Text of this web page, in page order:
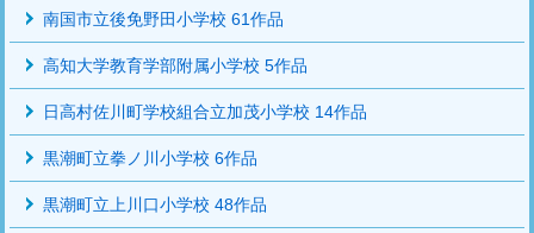
南国市立後免野田小学校 61作品
高知大学教育学部附属小学校 5作品
日高村佐川町学校組合立加茂小学校 14作品
黒潮町立拳ノ川小学校 6作品
黒潮町立上川口小学校 48作品